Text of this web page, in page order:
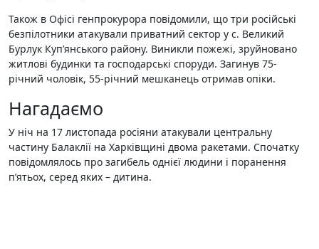
Також в Офісі генпрокурора повідомили, що три російські
безпілотники атакували приватний сектор у с. Великий
Бурлук Куп’янського району. Виникли пожежі, зруйновано
житлові будинки та господарські споруди. Загинув 75-
річний чоловік, 55-річний мешканець отримав опіки.
Нагадаємо
У ніч на 17 листопада росіяни атакували центральну
частину Балаклії на Харківщині двома ракетами. Спочатку
повідомлялось про загибель однієї людини і поранення
п’ятьох, серед яких – дитина.